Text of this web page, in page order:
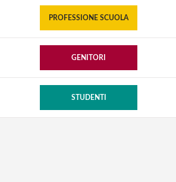
PROFESSIONE SCUOLA
GENITORI
STUDENTI